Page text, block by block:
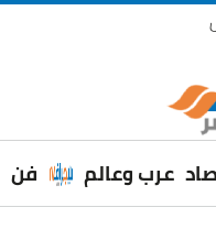
عرب وعالم فن